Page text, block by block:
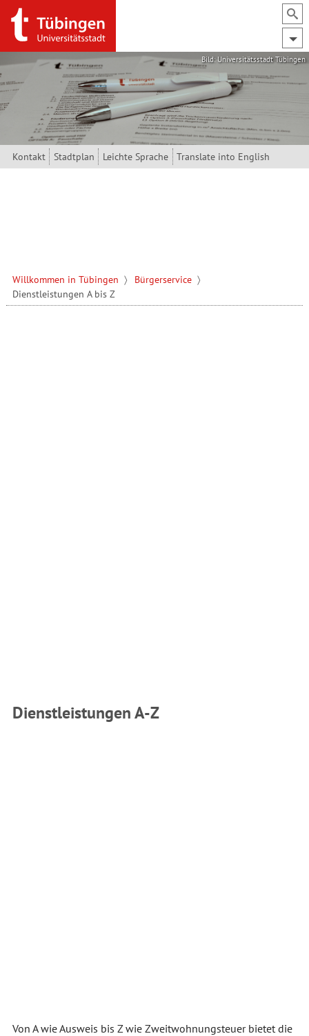
Direkt zum Inhalt
Bild: Universitätsstadt Tübingen
Kontakt Stadtplan Leichte Sprache Translate into English
Willkommen in Tübingen
Bürgerservice
Dienstleistungen A bis Z
Dienstleistungen A-Z
Von A wie Ausweis bis Z wie Zweitwohnungsteuer bietet die